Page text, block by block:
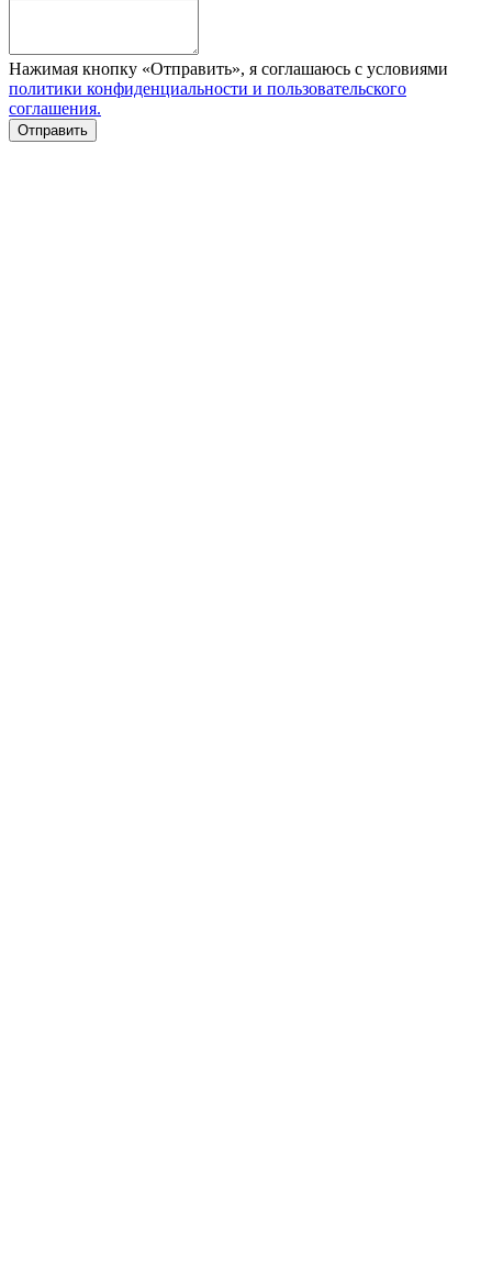
Нажимая кнопку «Отправить», я соглашаюсь с условиями
политики конфиденциальности и пользовательского
соглашения.
Отправить